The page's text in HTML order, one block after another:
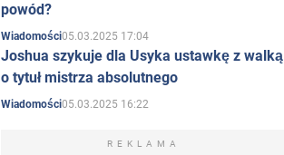
powód?
Wiadomości05.03.2025 17:04
Joshua szykuje dla Usyka ustawkę z walką
o tytuł mistrza absolutnego
Wiadomości05.03.2025 16:22
REKLAMA